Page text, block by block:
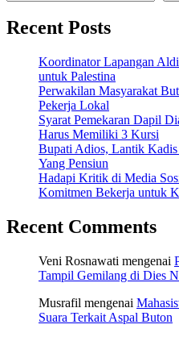
Recent Posts
Koordinator Lapangan
untuk Palestina
Perwakilan Masyarakat
Pekerja Lokal
Syarat Pemekaran Dapil
Harus Memiliki 3 Kursi
Bupati Adios, Lantik
Yang Pensiun
Hadapi Kritik di Media
Komitmen Bekerja untuk
Recent Comments
Veni Rosnawati mengenai
Tampil Gemilang di Dies
Musrafil mengenai
Suara Terkait Aspal Buton